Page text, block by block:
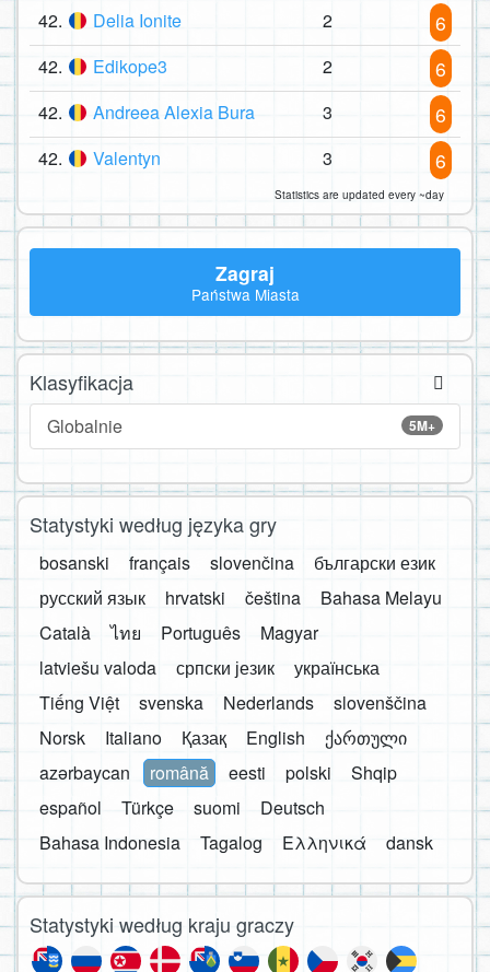
42. Delia Ionite 2 6
42. Edikope3 2 6
42. Andreea Alexia Bura 3 6
42. Valentyn 3 6
Statistics are updated every ~day
Zagraj
Państwa Miasta
Klasyfikacja
5M+
Globalnie
Statystyki według języka gry
bosanski français slovenčina
български език
русский язык
hrvatski čeština
Bahasa Melayu
Català
ไทย Português
Magyar
latviešu valoda
српски језик
українська
Tiếng Việt
svenska Nederlands
slovenščina
Norsk
Italiano Қазақ English
ქართული
azərbaycan
română eesti polski
Shqip
español
Türkçe suomi
Deutsch
Bahasa Indonesia
Tagalog Ελληνικά dansk
Statystyki według kraju graczy